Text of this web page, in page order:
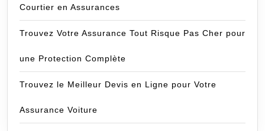
Courtier en Assurances
Trouvez Votre Assurance Tout Risque Pas Cher pour
une Protection Complète
Trouvez le Meilleur Devis en Ligne pour Votre
Assurance Voiture